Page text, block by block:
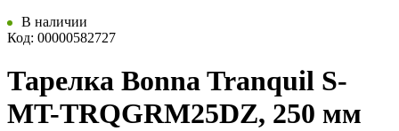
В наличии
Код: 00000582727
Тарелка Bonna Tranquil S-
MT-TRQGRM25DZ, 250 мм